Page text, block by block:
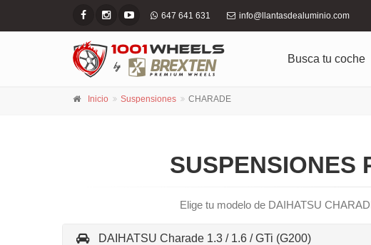
647 641 631 info@llantasdealuminio.com
Busca tu coche
Inicio Suspensiones CHARADE
SUSPENSIONES
Elige tu modelo de DAIHATSU
DAIHATSU Charade 1.3 / 1.6 / GTi (G200)